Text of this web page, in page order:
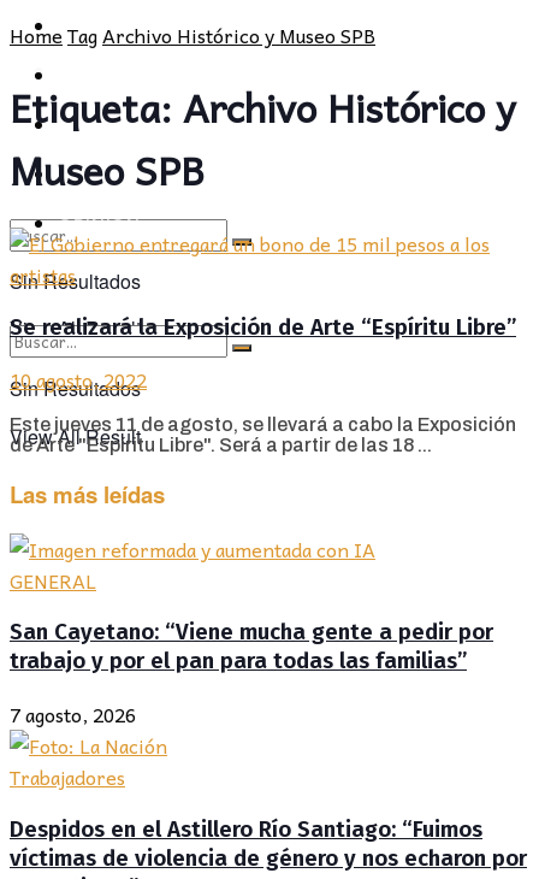
POLÍTICA
CULTURA
OPINIÓN
Sin Resultados
View All Result
PROVINCIA
SOCIEDAD
CULTURA
OPINIÓN
Sin Resultados
View All Result
HomeTagArchivo Histórico y Museo SPB
Etiqueta:Archivo Histórico y
Museo SPB
Se realizará la Exposición de Arte “Espíritu Libre”
10 agosto, 2022
Este jueves 11 de agosto, se llevará a cabo la Exposición
de Arte "Espíritu Libre". Será a partir de las 18 ...
Las más leídas
GENERAL
San Cayetano: “Viene mucha gente a pedir por
trabajo y por el pan para todas las familias”
7 agosto, 2026
Trabajadores
Despidos en el Astillero Río Santiago: “Fuimos
víctimas de violencia de género y nos echaron por